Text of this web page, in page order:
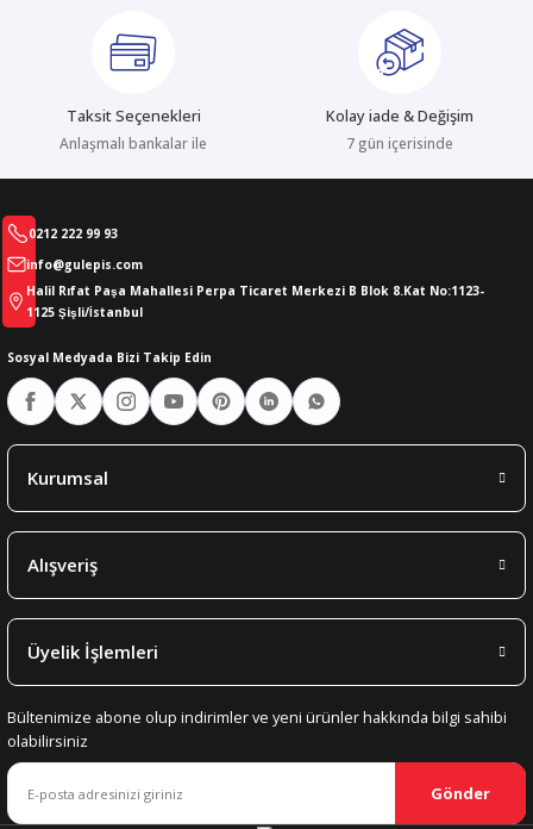
Taksit Seçenekleri
Anlaşmalı bankalar ile
Kolay iade & Değişim
7 gün içerisinde
0212 222 99 93
info@gulepis.com
Halil Rıfat Paşa Mahallesi Perpa Ticaret Merkezi B Blok 8.Kat No:1123-
1125 Şişli/İstanbul
Sosyal Medyada Bizi Takip Edin
Kurumsal
Alışveriş
Üyelik İşlemleri
Bültenimize abone olup indirimler ve yeni ürünler hakkında bilgi sahibi
olabilirsiniz
Gönder